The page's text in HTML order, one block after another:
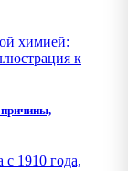
причины,